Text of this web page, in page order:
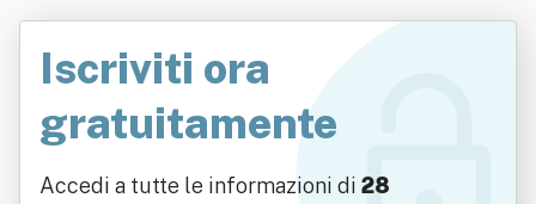
Iscriviti ora
gratuitamente
Accedi a tutte le informazioni di 28